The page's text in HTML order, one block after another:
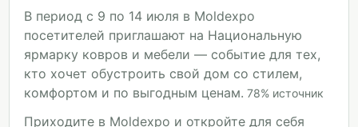
В период с 9 по 14 июля в Moldexpo
посетителей приглашают на Национальную
ярмарку ковров и мебели — событие для тех,
кто хочет обустроить свой дом со стилем,
комфортом и по выгодным ценам. 78% источник
Приходите в Moldexpo и откройте для себя